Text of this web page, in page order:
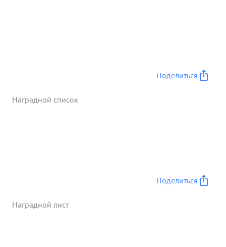
Поделиться
Наградной список
Поделиться
Наградной лист